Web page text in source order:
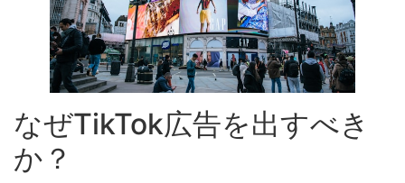
なぜTikTok広告を出すべき
か？